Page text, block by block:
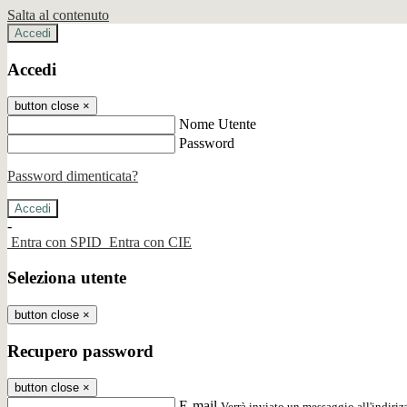
Salta al contenuto
Accedi
Accedi
button close ×
Nome Utente
Password
Password dimenticata?
-
Entra con SPID Entra con CIE
Seleziona utente
button close ×
Recupero password
button close ×